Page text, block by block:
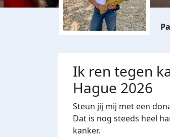
Ik ren tegen
Hague 2026
Steun jij mij met een
Dat is nog steeds heel
kanker.